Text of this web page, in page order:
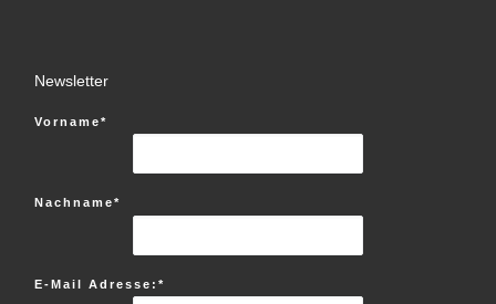
Newsletter
Vorname*
Nachname*
E-Mail Adresse:*